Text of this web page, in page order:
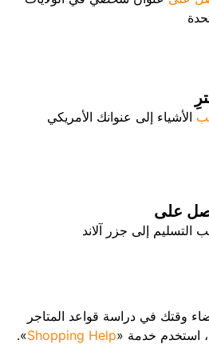
الأشياء إلى عنوانك الأمريكي
على
التسليم إلى جزر آلاند
وقتك في دراسة قواعد المتاجر
استخدم خدمة «Shopping Help
».